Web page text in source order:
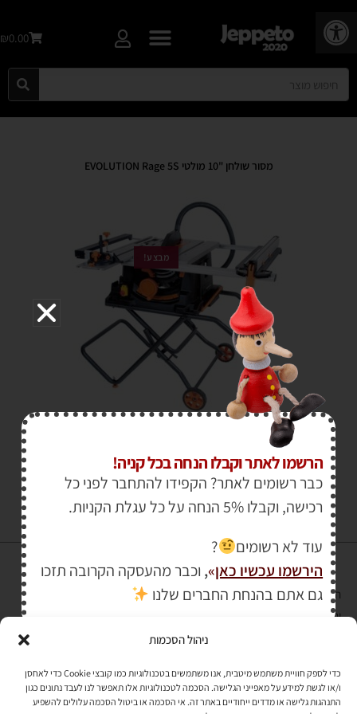
פתח סרגל נגישות
ניהול הסכמות
כדי לספק חוויית משתמש מיטבית, אנו משתמשים בטכנולוגיות כמו קובצי Cookie כדי לאחסן
ו/או לגשת למידע על מאפייני הגלישה. הסכמה לטכנולוגיות אלו תאפשר לנו לעבד נתונים כגון
התנהגות גלישה או מדדים ייחודיים באתר זה. אי הסכמה או ביטול הסכמה עלולים להשפיע
₪0.00
מסור שולחן "10 מולטי EVOLUTION Rage 5S
מבצע!
והעומד בתקן אבטחה PCI DSS Level-1
לתקנון האתר»
הרשמו לאתר וקבלו הנחה בכל קניה!
כבר רשומים לאתר? הקפידו להתחבר לפני כל
רכישה, וקבלו 5% הנחה על כל עגלת הקניות.
עוד לא רשומים
?
הירשמו עכשיו כאן»
, וכבר מהעסקה הקרובה תזכו
גם אתם בהנחת החברים שלנו